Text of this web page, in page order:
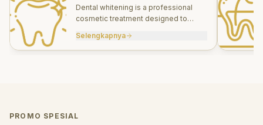
Dental whitening is a professional
cosmetic treatment designed to
effectively.
Selengkapnya
PROMO SPESIAL